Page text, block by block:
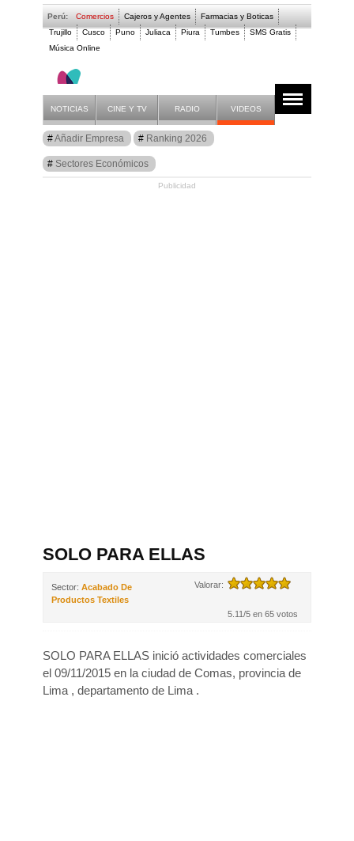
Perú: Comercios Cajeros y Agentes
Farmacias y Boticas
Trujillo
Cusco Puno Juliaca Piura Tumbes
SMS Gratis
Música Online
- SOLO PARA ELLAS
Guía
Comercios Perú
NOTICIAS CINE Y TV RADIO VIDEOS
Añadir Empresa Ranking 2026
Sectores Económicos
Publicidad
SOLO PARA ELLAS
Sector: Acabado De
Productos Textiles
Valorar:
5.11/5 en 65 votos
SOLO PARA ELLAS inició actividades comerciales
el 09/11/2015 en la ciudad de Comas, provincia de
Lima , departamento de Lima .